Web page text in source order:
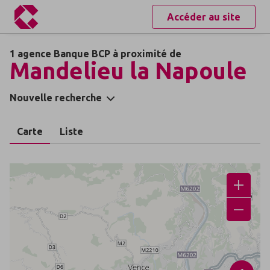
Accéder au site
1 agence Banque BCP à proximité de
Mandelieu la Napoule
Nouvelle recherche
Carte Liste